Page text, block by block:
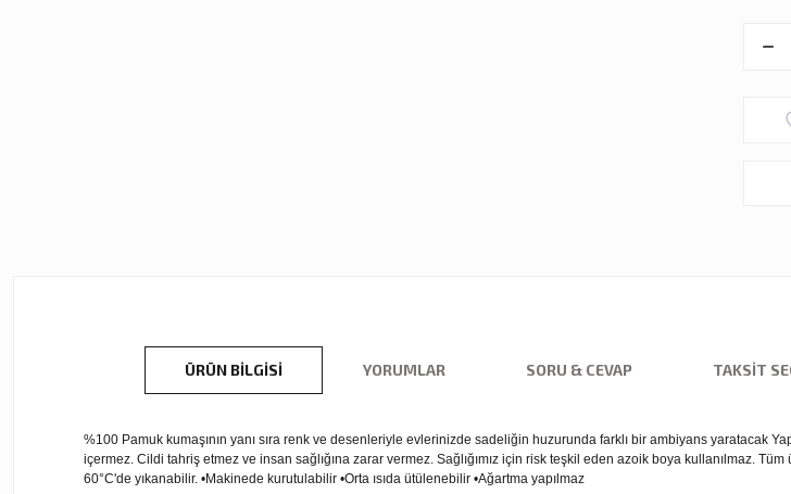
ÜRÜN BILGISI YORUMLAR SORU & CEVAP TAKSIT
%100 Pamuk kumaşının yanı sıra renk ve desenleriyle evlerinizde sadeliğin huzurunda farklı bir ambiyans yaratacak
içermez. Cildi tahriş etmez ve insan sağlığına zarar vermez. Sağlığımız için risk teşkil eden azoik boya kullanılmaz.
60°C'de yıkanabilir. •Makinede kurutulabilir •Orta ısıda ütülenebilir •Ağartma yapılmaz